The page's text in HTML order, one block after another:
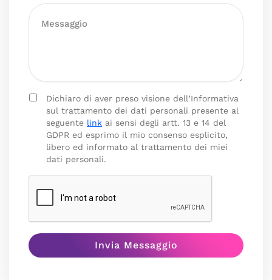
Dichiaro di aver preso visione dell’Informativa
sul trattamento dei dati personali presente al
seguente link ai sensi degli artt. 13 e 14 del
GDPR ed esprimo il mio consenso esplicito,
libero ed informato al trattamento dei miei
dati personali.